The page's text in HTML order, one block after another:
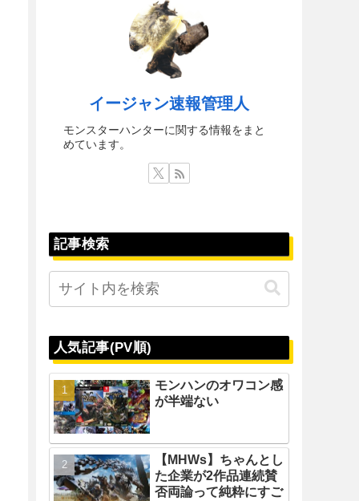
イージャン速報管理人
モンスターハンターに関する情報をまと
めています。
記事検索
人気記事(PV順)
モンハンのオワコン感
が半端ない
【MHWs】ちゃんとし
た企業が2作品連続賛
否両論って純粋にすご